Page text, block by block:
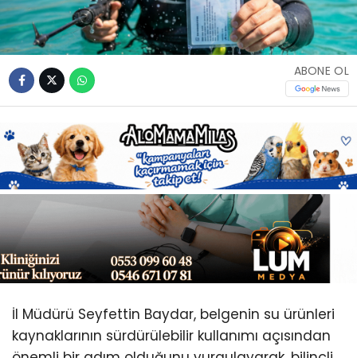
Youtube
ABONE OL
İl Müdürü Seyfettin Baydar, belgenin su ürünleri
kaynaklarının sürdürülebilir kullanımı açısından